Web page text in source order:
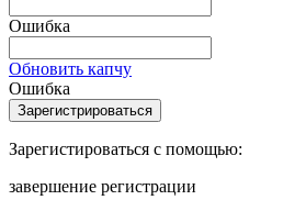
Ошибка
Обновить капчу
Ошибка
Зарегистироваться с помощью:
завершение регистрации